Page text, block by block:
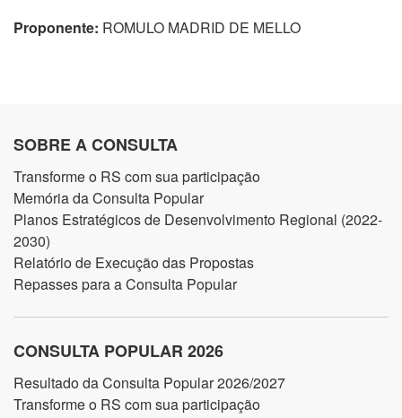
Proponente: ROMULO MADRID DE MELLO
SOBRE A CONSULTA
Transforme o RS com sua participação
Memória da Consulta Popular
Planos Estratégicos de Desenvolvimento Regional (2022-
2030)
Relatório de Execução das Propostas
Repasses para a Consulta Popular
CONSULTA POPULAR 2026
Resultado da Consulta Popular 2026/2027
Transforme o RS com sua participação